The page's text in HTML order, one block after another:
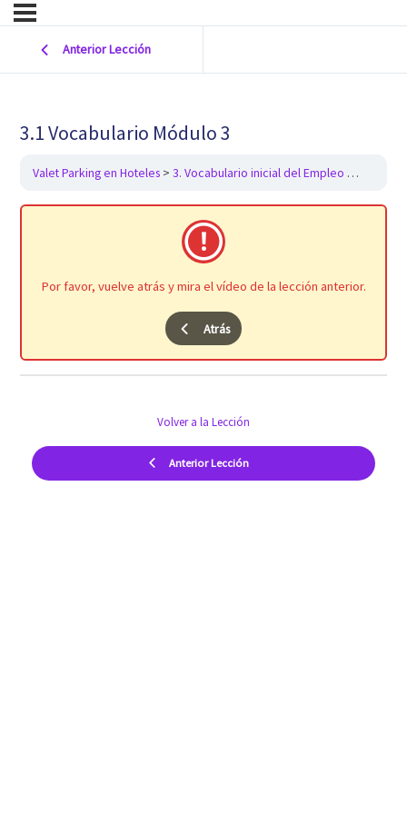
Anterior Lección
3.1 Vocabulario Módulo 3
Valet Parking en Hoteles 3. Vocabulario inicial del Empleo 3.1
Por favor, vuelve atrás y mira el vídeo de la lección anterior.
Atrás
Anterior Lección
Volver a la Lección